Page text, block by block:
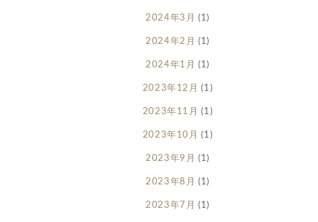
2024年3月 (1)
2024年2月 (1)
2024年1月 (1)
2023年12月 (1)
2023年11月 (1)
2023年10月 (1)
2023年9月 (1)
2023年8月 (1)
2023年7月 (1)